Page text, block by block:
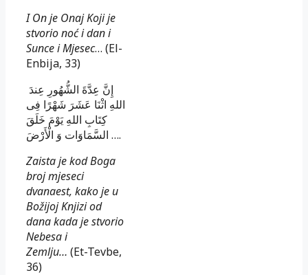
I On je Onaj Koji je
stvorio noć i dan i
Sunce i Mjesec… (El-
Enbija, 33)
إِنَّ عِدَّةَ الشُّهُورِ عِندَ
اللهِ اثْنَا عَشَرَ شَهْرًا فِى
كِتَابِ اللهِ يَوْمَ خَلَقَ
السَّمَاوَات وَ الْأَرْضَ ….
Zaista je kod Boga
broj mjeseci
dvanaest, kako je u
Božijoj Knjizi od
dana kada je stvorio
Nebesa i
Zemlju… (Et-Tevbe,
36)